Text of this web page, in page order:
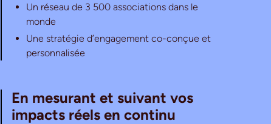
Un réseau de 3 500 associations dans le
monde
Une stratégie d’engagement co-conçue et
personnalisée
En mesurant et suivant vos
impacts réels en continu